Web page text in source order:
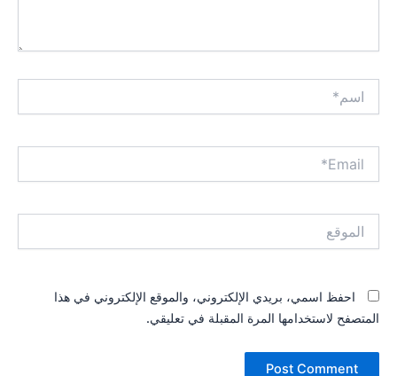
احفظ اسمي، بريدي الإلكتروني، والموقع الإلكتروني في هذا
المتصفح لاستخدامها المرة المقبلة في تعليقي.